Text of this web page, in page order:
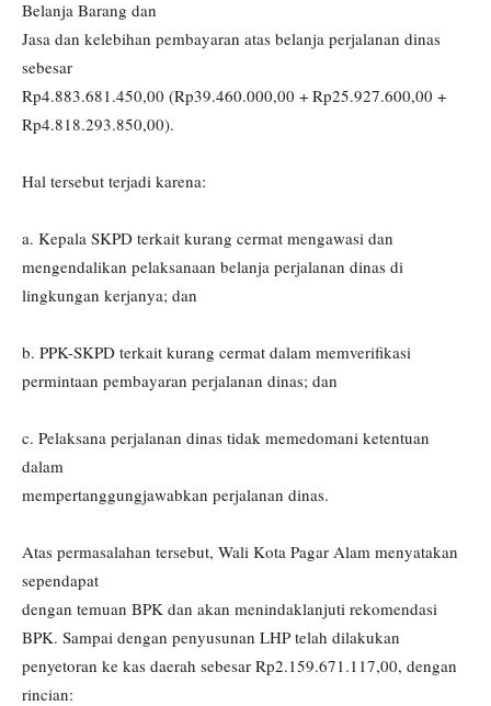
Belanja Barang dan
Jasa dan kelebihan pembayaran atas belanja perjalanan dinas
sebesar
Rp4.883.681.450,00 (Rp39.460.000,00 + Rp25.927.600,00 +
Rp4.818.293.850,00).
Hal tersebut terjadi karena:
a. Kepala SKPD terkait kurang cermat mengawasi dan
mengendalikan pelaksanaan belanja perjalanan dinas di
lingkungan kerjanya; dan
b. PPK-SKPD terkait kurang cermat dalam memverifikasi
permintaan pembayaran perjalanan dinas; dan
c. Pelaksana perjalanan dinas tidak memedomani ketentuan
dalam
mempertanggungjawabkan perjalanan dinas.
Atas permasalahan tersebut, Wali Kota Pagar Alam menyatakan
sependapat
dengan temuan BPK dan akan menindaklanjuti rekomendasi
BPK. Sampai dengan penyusunan LHP telah dilakukan
penyetoran ke kas daerah sebesar Rp2.159.671.117,00, dengan
rincian: